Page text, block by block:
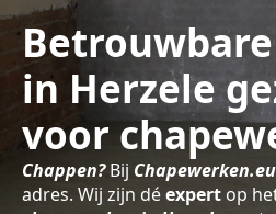
in Herzele
voor
Chappen?Bij Chapewerken.eu
adres. Wij zijn déexpertop